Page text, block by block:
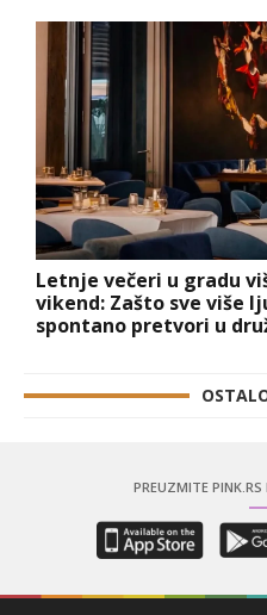
Letnje večeri u gradu
vikend: Zašto sve više
spontano pretvori u
PREUZMITE